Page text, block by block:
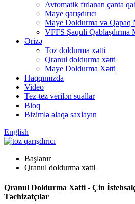
Avtomatik fırlanan çanta
Maye qarışdırıcı
Maye Doldurma və Qapaq
VFFS Şaquli Qablaşdırma
Ərizə
Toz doldurma xətti
Qranul doldurma xətti
Maye Doldurma Xətti
Haqqımızda
Video
Tez-tez verilən suallar
Bloq
Bizimlə əlaqə saxlayın
English
Başlanır
Qranul doldurma xətti
Qranul Doldurma Xətti - Çin
Təchizatçılar